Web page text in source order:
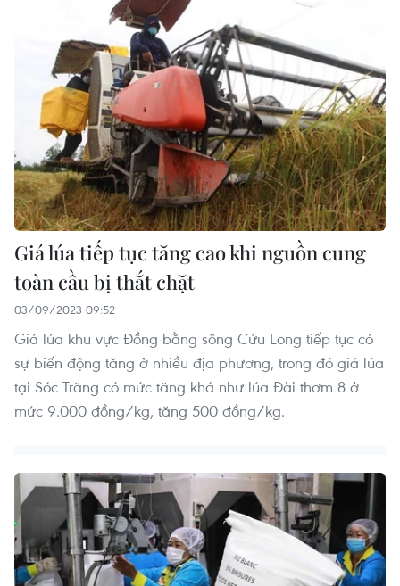
Giá lúa tiếp tục tăng cao khi nguồn cung
toàn cầu bị thắt chặt
03/09/2023 09:52
Giá lúa khu vực Đồng bằng sông Cửu Long tiếp tục có
sự biến động tăng ở nhiều địa phương, trong đó giá lúa
tại Sóc Trăng có mức tăng khá như lúa Đài thơm 8 ở
mức 9.000 đồng/kg, tăng 500 đồng/kg.